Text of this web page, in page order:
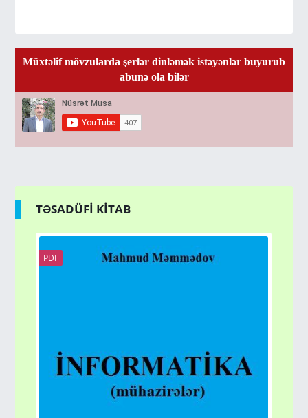
Müxtəlif mövzularda şerlər dinləmək istəyənlər buyurub
abunə ola bilər
TƏSADÜFİ KİTAB
PDF